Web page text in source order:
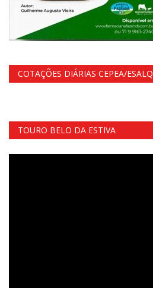
COTAÇÕES DIÁRIAS CEPEA/ESALQ
TOURO BELO DA ESTIVA